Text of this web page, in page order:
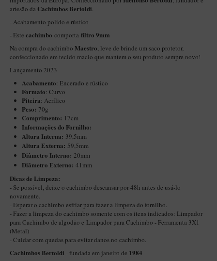
Itália Encerado
Maestro Nacional
Maestro Nacional Encerado
Caboclo - 7 Voltas
Churchwarden
Fiore
Giovanni
Jateado
Luiggi
Mouton
New Rose
New Rose Polido
Petrus
Piccolo
artesão da Cachimbos Bertoldi.
- Acabamento polido e rústico
- Este cachimbo comporta filtro 9mm
Na compra do cachimbo Maestro, leve de brinde um saco protetor,
confeccionado em tecido macio que mantem o seu produto sempre novo!
Lançamento 2023
Acabamento: Encerado e rústico
Formato: Curvo
Piteira: Acrílico
Peso: 70g
Comprimento: 17cm
Informações do Fornilho:
Altura Interna: 39,5mm
Altura Externa: 59,5mm
Diâmetro Interno: 20mm
Diâmetro Externo: 41mm
Dicas de Limpeza:
- Se possível, deixe o cachimbo descansar por 48h antes de usá-lo
novamente.
- Esperar o cachimbo esfriar para fazer a limpeza do fornilho.
- Fazer a limpeza do cachimbo somente com os itens indicados: Limpador
para Cachimbo de algodão e Limpador para Cachimbo - Ferramenta 3X1
(Metal)
- Cuidar com quedas para evitar danos no cachimbo.
Cachimbos Bertoldi - fundada em janeiro de 1984